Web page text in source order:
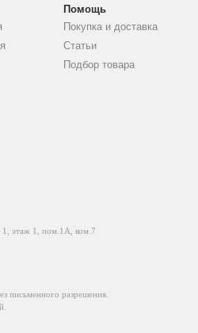
Помощь
Покупка и доставка
Статьи
Подбор товара
1, этаж 1, пом.1А, ком.7
письменного разрешения.